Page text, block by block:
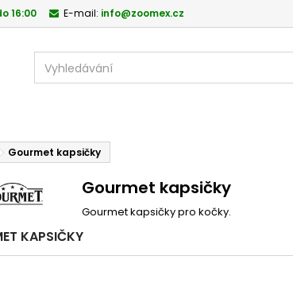
16:00 E-mail: info@zoomex.cz
Gourmet kapsičky
Gourmet kapsičky
Gourmet kapsičky pro kočky.
KAPSIČKY